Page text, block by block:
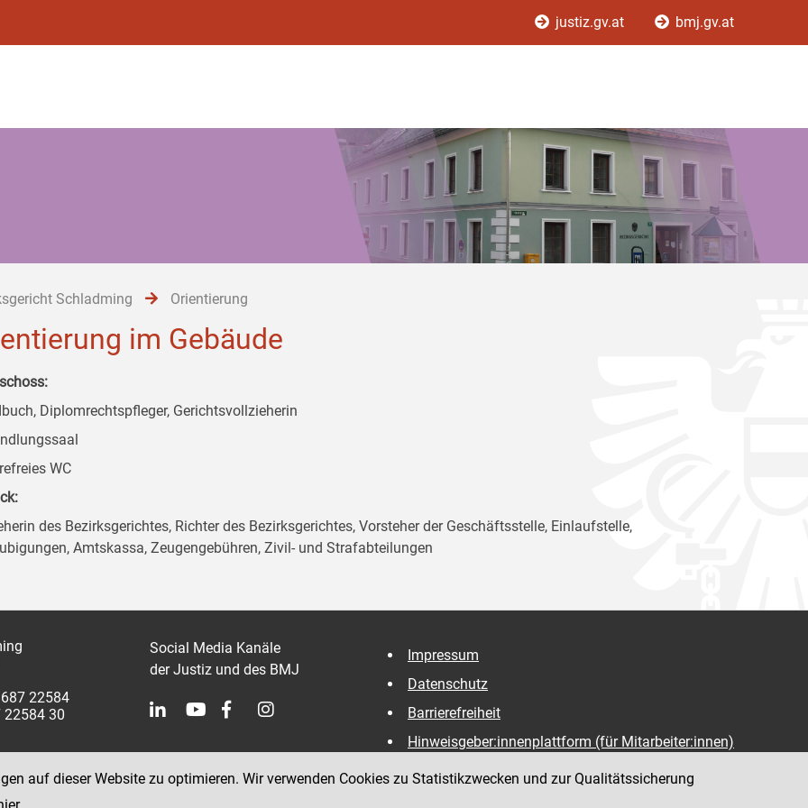
justiz.gv.at bmj.gv.at
Schladming Orientierung
im Gebäude
Diplomrechtspfleger, Gerichtsvollzieherin
WC
des Bezirksgerichtes, Richter des Bezirksgerichtes, Vorsteher der Geschäftsstelle, Einlaufstelle,
Amtskassa, Zeugengebühren, Zivil- und Strafabteilungen
22584
22584 30
Social Media Kanäle
der Justiz und des BMJ
Impressum
Datenschutz
Barrierefreiheit
Hinweisgeber:innenplattform (für Mitarbeiter:innen)
auf dieser Website zu optimieren. Wir verwenden Cookies zu Statistikzwecken und zur Qualitätssicherung